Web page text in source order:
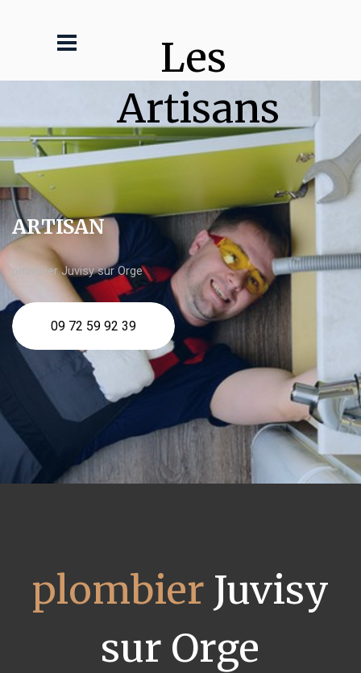
Les
Artisans
ARTISAN
plombier Juvisy sur Orge
09 72 59 92 39
plombier Juvisy
sur Orge